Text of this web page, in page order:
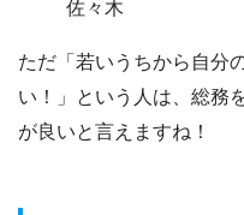
佐々木
ただ「 若いうちから自分
い！
」という人は、 総務
が良いと言えますね！